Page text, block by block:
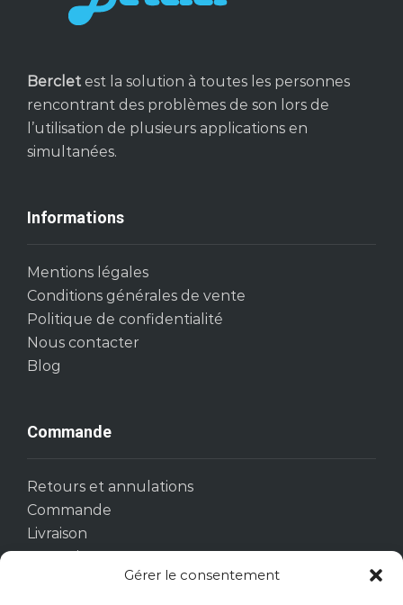
Gérer le consentement
Berclet est la solution à toutes les personnes
rencontrant des problèmes de son lors de
l’utilisation de plusieurs applications en
simultanées.
Informations
Mentions légales
Conditions générales de vente
Politique de confidentialité
Nous contacter
Blog
Commande
Retours et annulations
Commande
Livraison
Garantie